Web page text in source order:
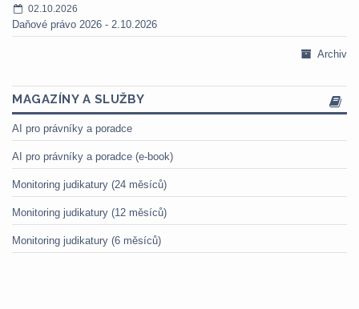
02.10.2026
Daňové právo 2026 - 2.10.2026
Archiv
MAGAZÍNY A SLUŽBY
AI pro právníky a poradce
AI pro právníky a poradce (e-book)
Monitoring judikatury (24 měsíců)
Monitoring judikatury (12 měsíců)
Monitoring judikatury (6 měsíců)